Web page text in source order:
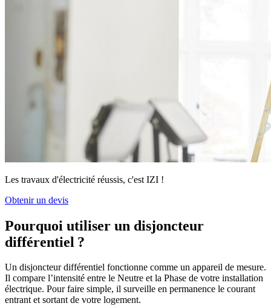
Les travaux d'électricité réussis, c'est IZI !
Obtenir un devis
Pourquoi utiliser un disjoncteur
différentiel ?
Un disjoncteur différentiel fonctionne comme un appareil de mesure.
Il compare l’intensité entre le Neutre et la Phase de votre installation
électrique. Pour faire simple, il surveille en permanence le courant
entrant et sortant de votre logement.